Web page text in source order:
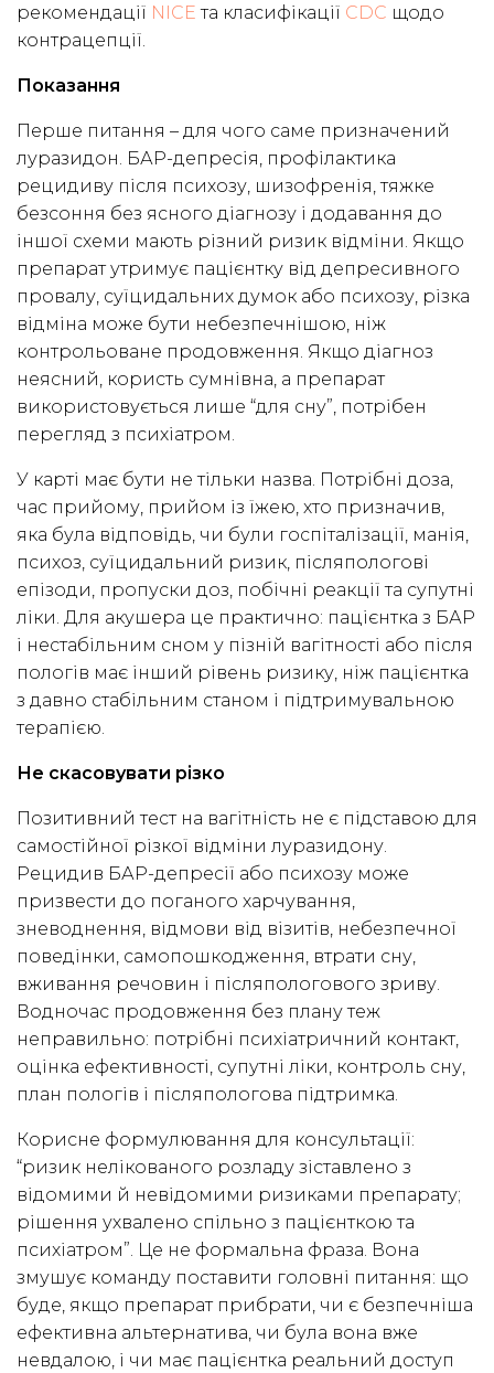
рекомендації NICE та класифікації CDC щодо
контрацепції.
Показання
Перше питання – для чого саме призначений
луразидон. БАР-депресія, профілактика
рецидиву після психозу, шизофренія, тяжке
безсоння без ясного діагнозу і додавання до
іншої схеми мають різний ризик відміни. Якщо
препарат утримує пацієнтку від депресивного
провалу, суїцидальних думок або психозу, різка
відміна може бути небезпечнішою, ніж
контрольоване продовження. Якщо діагноз
неясний, користь сумнівна, а препарат
використовується лише “для сну”, потрібен
перегляд з психіатром.
У карті має бути не тільки назва. Потрібні доза,
час прийому, прийом із їжею, хто призначив,
яка була відповідь, чи були госпіталізації, манія,
психоз, суїцидальний ризик, післяпологові
епізоди, пропуски доз, побічні реакції та супутні
ліки. Для акушера це практично: пацієнтка з БАР
і нестабільним сном у пізній вагітності або після
пологів має інший рівень ризику, ніж пацієнтка
з давно стабільним станом і підтримувальною
терапією.
Не скасовувати різко
Позитивний тест на вагітність не є підставою для
самостійної різкої відміни луразидону.
Рецидив БАР-депресії або психозу може
призвести до поганого харчування,
зневоднення, відмови від візитів, небезпечної
поведінки, самопошкодження, втрати сну,
вживання речовин і післяпологового зриву.
Водночас продовження без плану теж
неправильно: потрібні психіатричний контакт,
оцінка ефективності, супутні ліки, контроль сну,
план пологів і післяпологова підтримка.
Корисне формулювання для консультації:
“ризик нелікованого розладу зіставлено з
відомими й невідомими ризиками препарату;
рішення ухвалено спільно з пацієнткою та
психіатром”. Це не формальна фраза. Вона
змушує команду поставити головні питання: що
буде, якщо препарат прибрати, чи є безпечніша
ефективна альтернатива, чи була вона вже
невдалою, і чи має пацієнтка реальний доступ